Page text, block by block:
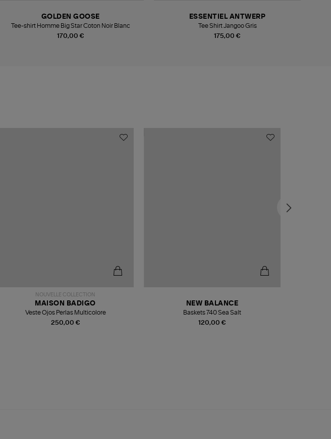
170,00 €
GOLDEN GOOSE
Tee-shirt Homme Big Star Coton Noir Blanc
175,00 €
ESSENTIEL ANTWERP
Tee Shirt Jangoo Gris
NOUVELLE COLLECTION
250,00 €
MAISON BADIGO
Veste Ojos Perlas Multicolore
120,00 €
NEW BALANCE
Baskets 740 Sea Salt